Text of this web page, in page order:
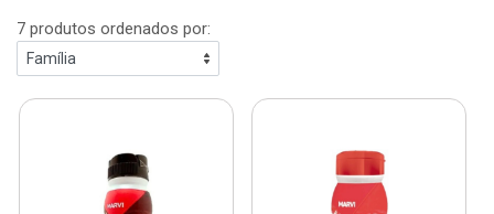
7 produtos ordenados por: